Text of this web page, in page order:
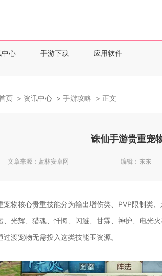
中心 手游下载 应用软件
页 资讯中心 手游攻略 正文
诛仙手游贵重宠
文章来源： 蓝林安卓网 编辑： 东东
宠物核心贵重技能分为输出增伤类、PVP限制类
、光辉、猎魂、忏悔、闪避、甘霖、神护、电光
渡宠物无需投入这类技能玉资源。